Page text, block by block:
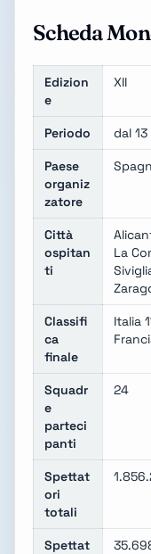
Scheda
Edizion
e
XII
Periodo dal
Paese
organiz
zatore
Città
ospitan
ti
La
Classifi
ca
finale
Italia
Squadr
e
parteci
panti
24
Spettat
ori
totali
Spettat